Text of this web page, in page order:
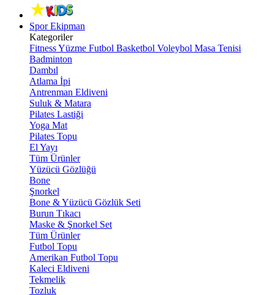
Spor Ekipman
Kategoriler
FitnessYüzme Futbol Basketbol Voleybol Masa Tenisi
Badminton
Dambıl
Atlama İpi
Antrenman Eldiveni
Suluk & Matara
Pilates Lastiği
Yoga Mat
Pilates Topu
El Yayı
Tüm Ürünler
Yüzücü Gözlüğü
Bone
Şnorkel
Bone & Yüzücü Gözlük Seti
Burun Tıkacı
Maske & Şnorkel Set
Tüm Ürünler
Futbol Topu
Amerikan Futbol Topu
Kaleci Eldiveni
Tekmelik
Tozluk